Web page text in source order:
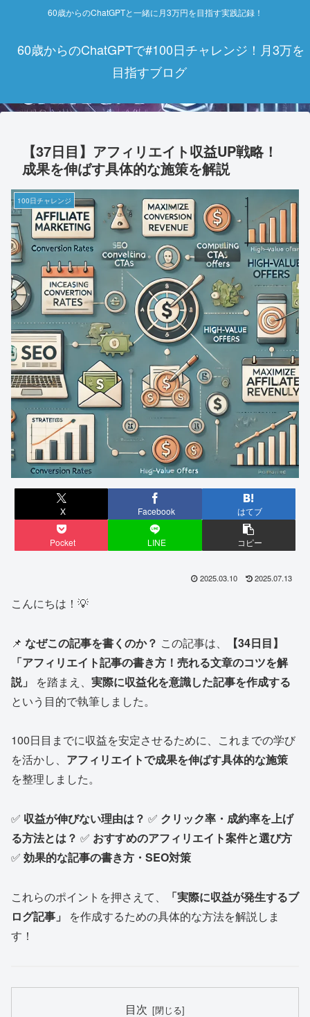
60歳からのChatGPTと一緒に月3万円を目指す実践記録！
60歳からのChatGPTで#100日チャレンジ！月3万を
目指すブログ
【37日目】アフィリエイト収益UP戦略！
成果を伸ばす具体的な施策を解説
100日チャレンジ
X Facebook はてブ
Pocket LINE コピー
2025.03.10 2025.07.13
こんにちは！💡
📌 なぜこの記事を書くのか？ この記事は、
【34日目】
「アフィリエイト記事の書き方！売れる文章のコツを解
説」
を踏まえ、 実際に収益化を意識した記事を作成する
という目的で執筆しました。
100日目までに収益を安定させるために、これまでの学び
を活かし、 アフィリエイトで成果を伸ばす具体的な施策
を整理しました。
✅ 収益が伸びない理由は？ ✅ クリック率・成約率を上げ
る方法とは？ ✅ おすすめのアフィリエイト案件と選び方
✅ 効果的な記事の書き方・SEO対策
これらのポイントを押さえて、
「実際に収益が発生するブ
ログ記事」
を作成するための具体的な方法を解説しま
す！
目次